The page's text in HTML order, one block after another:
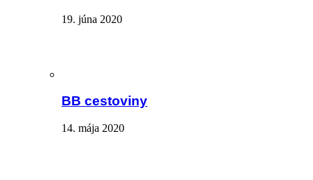
19. júna 2020
BB cestoviny
14. mája 2020